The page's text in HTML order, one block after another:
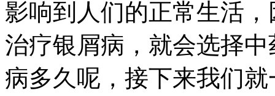
影响到人们的正常生活
治疗银屑病，就会选择
病多久呢，接下来我们